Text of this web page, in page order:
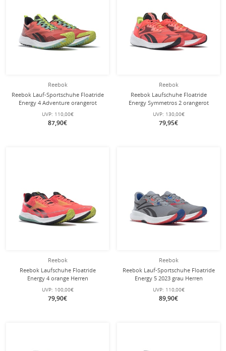
Reebok
Reebok Lauf-Sportschuhe Floatride
Energy 4 Adventure orangerot
Herren
UVP: 110,00€
87,90€
Reebok
Reebok Laufschuhe Floatride
Energy Symmetros 2 orangerot
Herren
UVP: 130,00€
79,95€
Reebok
Reebok Laufschuhe Floatride
Energy 4 orange Herren
UVP: 100,00€
79,90€
Reebok
Reebok Lauf-Sportschuhe Floatride
Energy 5 2023 grau Herren
UVP: 110,00€
89,90€